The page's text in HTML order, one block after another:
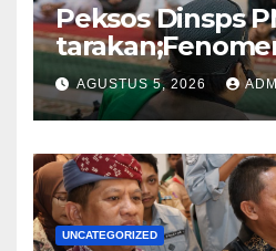
Peksos Dinsps
Sekitar Kita,
Dilakukan?
AGUSTUS 5, 2026
UNCATEGORIZED